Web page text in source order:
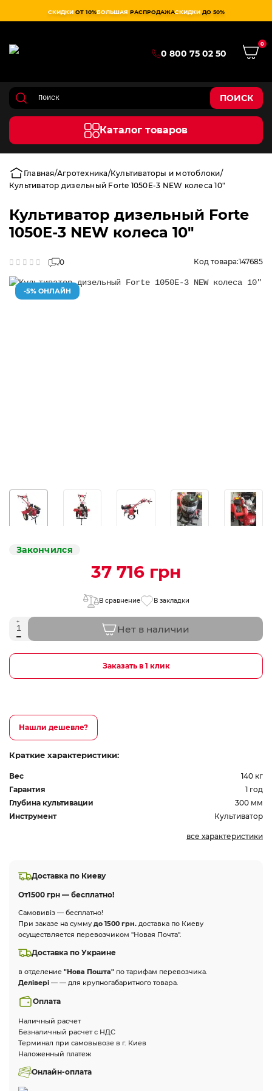
СКИДКИ ОТ 10%БОЛЬШАЯ РАСПРОДАЖАСКИДКИ ДО 50%
0 800 75 02 50
0
ПОИСК
Каталог товаров
Главная Агротехника Культиваторы и мотоблоки
Культиватор дизельный Forte 1050E-3 NEW колеса 10"
Культиватор дизельный Forte
1050E-3 NEW колеса 10"
0 Код товара:147685
-5% ОНЛАЙН
Закончился
37 716 грн
В сравнение В закладки
Нет в наличии
Заказать в 1 клик
Нашли дешевле?
Краткие характеристики:
Вес
140 кг
Гарантия
1 год
Глубина культивации
300 мм
Инструмент
Культиватор
все характеристики
Доставка по Киеву
От1500 грн — бесплатно!
Самовивіз — бесплатно!
При заказе на сумму до 1500 грн. доставка по Киеву
осуществляется перевозчиком "Новая Почта".
Доставка по Украине
в отделение "Нова Пошта" по тарифам перевозчика.
Делівері — — для крупногабаритного товара.
Оплата
Наличный расчет
Безналичный расчет с НДС
Терминал при самовывозе в г. Киев
Наложенный платеж
Онлайн-оплата